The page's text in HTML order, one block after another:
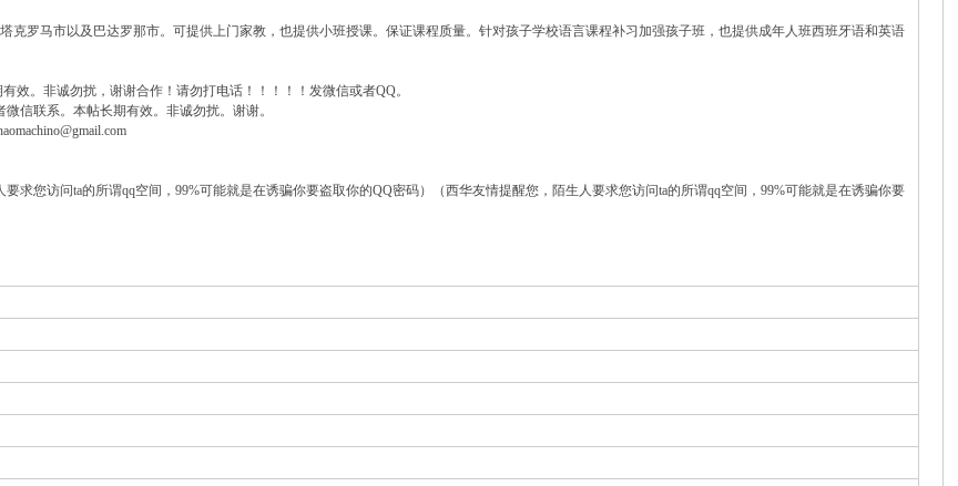
克罗马市以及巴达罗那市。可提供上门家教，也提供小班授课。保证课程质量。针对孩子学校语言课程补习加强孩子班，也提供成年人班西班牙语和英语
效。非诚勿扰，谢谢合作！请勿打电话！！！！！发微信或者QQ。
信联系。本帖长期有效。非诚勿扰。谢谢。
求您访问ta的所谓qq空间，99%可能就是在诱骗你要盗取你的QQ密码）（西华友情提醒您，陌生人要求您访问ta的所谓qq空间，99%可能就是在诱骗你要